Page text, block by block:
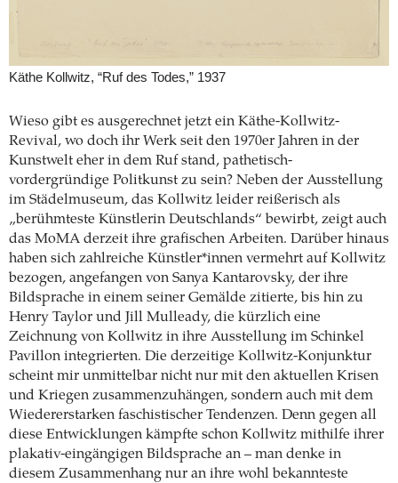
Käthe Kollwitz, “Ruf des Todes,” 1937
Wieso gibt es ausgerechnet jetzt ein Käthe-Kollwitz-
Revival, wo doch ihr Werk seit den 1970er Jahren in der
Kunstwelt eher in dem Ruf stand, pathetisch-
vordergründige Politkunst zu sein? Neben der Ausstellung
im Städelmuseum, das Kollwitz leider reißerisch als
„berühmteste Künstlerin Deutschlands“ bewirbt, zeigt auch
das MoMA derzeit ihre grafischen Arbeiten. Darüber hinaus
haben sich zahlreiche Künstler*innen vermehrt auf Kollwitz
bezogen, angefangen von Sanya Kantarovsky, der ihre
Bildsprache in einem seiner Gemälde zitierte, bis hin zu
Henry Taylor und Jill Mulleady, die kürzlich eine
Zeichnung von Kollwitz in ihre Ausstellung im Schinkel
Pavillon integrierten. Die derzeitige Kollwitz-Konjunktur
scheint mir unmittelbar nicht nur mit den aktuellen Krisen
und Kriegen zusammenzuhängen, sondern auch mit dem
Wiedererstarken faschistischer Tendenzen. Denn gegen all
diese Entwicklungen kämpfte schon Kollwitz mithilfe ihrer
plakativ-eingängigen Bildsprache an – man denke in
diesem Zusammenhang nur an ihre wohl bekannteste